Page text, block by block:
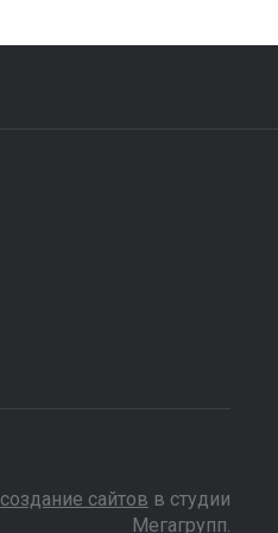
создание сайтов в студии
Мегагрупп.